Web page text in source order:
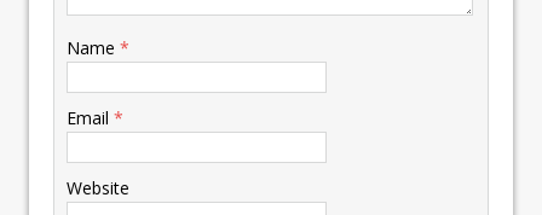
Name *
Email *
Website